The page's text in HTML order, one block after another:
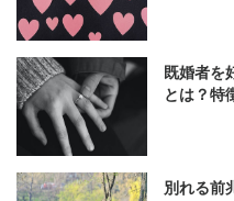
既婚者を
とは？特
別れる前